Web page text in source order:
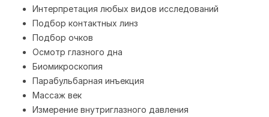
Интерпретация любых видов исследований
Подбор контактных линз
Подбор очков
Осмотр глазного дна
Биомикроскопия
Парабульбарная инъекция
Массаж век
Измерение внутриглазного давления